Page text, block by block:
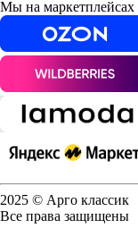
Мы на маркетплейсах
2025 © Арго классик
Все права защищены